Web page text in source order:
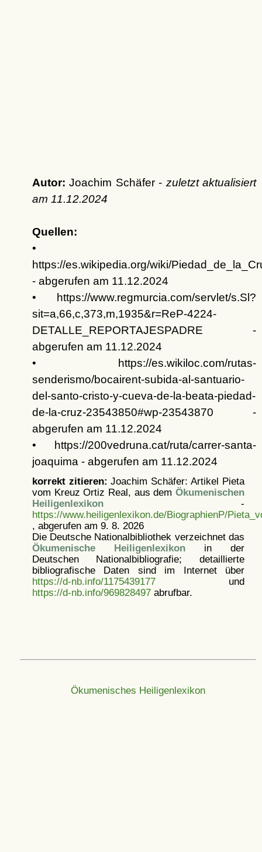
Autor: Joachim Schäfer - zuletzt aktualisiert
am 11.12.2024
Quellen:
•
https://es.wikipedia.org/wiki/
- abgerufen am 11.12.2024
• https://www.regmurcia.com/servlet/s.Sl?
sit=a,66,c,373,m,1935&r=ReP-4224-
DETALLE_REPORTAJESPADRE -
abgerufen am 11.12.2024
• https://es.wikiloc.com/rutas-
senderismo/bocairent-subida-al-santuario-
del-santo-cristo-y-cueva-de-la-beata-piedad-
de-la-cruz-23543850#wp-23543870 -
abgerufen am 11.12.2024
• https://200vedruna.cat/ruta/carrer-santa-
joaquima - abgerufen am 11.12.2024
korrekt zitieren: Joachim Schäfer: Artikel Pieta
vom Kreuz Ortiz Real, aus dem Ökumenischen
Heiligenlexikon-
https://www.heiligenlexikon.de/BiographienP/
, abgerufen am 9. 8. 2026
Die Deutsche Nationalbibliothek verzeichnet das
Ökumenische Heiligenlexikonin der
Deutschen Nationalbibliografie; detaillierte
bibliografische Daten sind im Internet über
https://d-nb.info/1175439177und
https://d-nb.info/969828497abrufbar.
Ökumenisches Heiligenlexikon